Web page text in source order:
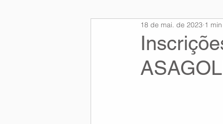
>> Legislação >> IFALPA
Eleição ASAGOL Safety
18 de mai. de 2023 1